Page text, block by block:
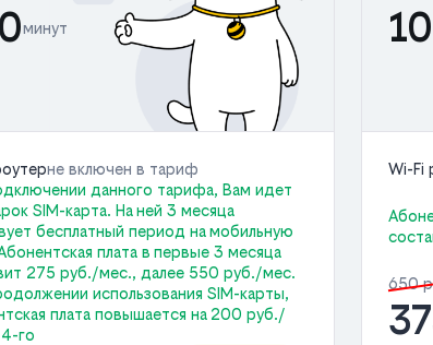
минут
не включен в тариф
данного тарифа, Вам идет
SIM-карта. На ней 3 месяца
бесплатный период на мобильную
плата в первые 3 месяца
275 руб./мес., далее 550 руб./мес.
использования SIM-карты,
плата повышается на 200 руб./
го
Wi-Fi
650